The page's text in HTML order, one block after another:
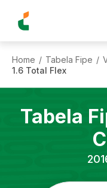
Home / Tabela Fipe /
1.6 Total Flex
Tabela